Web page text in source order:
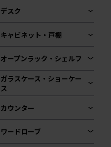
デスク
キャビネット・戸棚
オープンラック・シェルフ
ガラスケース・ショーケー
ス
カウンター
ワードローブ